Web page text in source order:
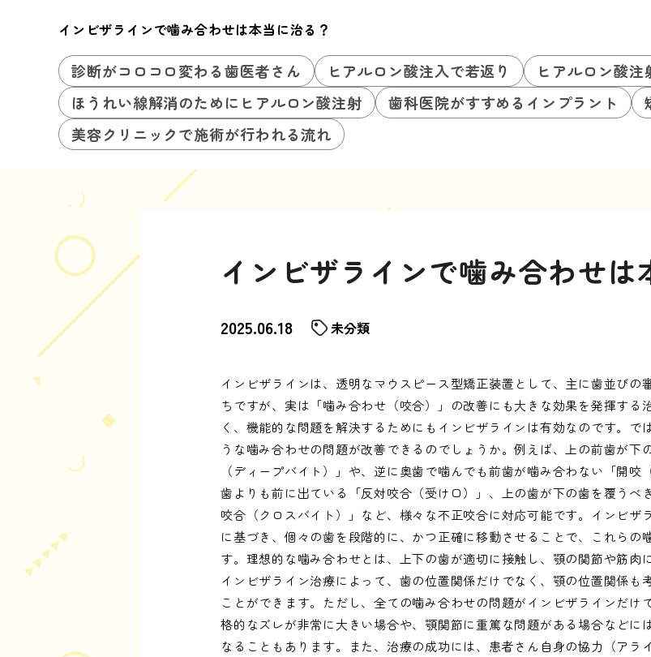
インビザラインで噛み合わせは本当に治る？
診断がコロコロ変わる歯医者さん ヒアルロン酸注入で若返り
ヒアルロン酸注
ほうれい線解消のためにヒアルロン酸注射
歯科医院がすすめるインプラント
美容クリニックで施術が行われる流れ
インビザラインで噛み合わせは
2025.06.18 未分類
インビザラインは、透明なマウスピース型矯正装置として、主に歯並びの
ちですが、実は「噛み合わせ（咬合）」の改善にも大きな効果を発揮する
く、機能的な問題を解決するためにもインビザラインは有効なのです。で
うな噛み合わせの問題が改善できるのでしょうか。例えば、上の前歯が下
（ディープバイト）」や、逆に奥歯で噛んでも前歯が噛み合わない「開
歯よりも前に出ている「反対咬合（受け口）」、上の歯が下の歯を覆うべ
咬合（クロスバイト）」など、様々な不正咬合に対応可能です。インビザ
に基づき、個々の歯を段階的に、かつ正確に移動させることで、これらの
す。理想的な噛み合わせとは、上下の歯が適切に接触し、顎の関節や筋肉
インビザライン治療によって、歯の位置関係だけでなく、顎の位置関係も
ことができます。ただし、全ての噛み合わせの問題がインビザラインだけ
格的なズレが非常に大きい場合や、顎関節に重篤な問題がある場合などに
なることもあります。また、治療の成功には、患者さん自身の協力（アラ